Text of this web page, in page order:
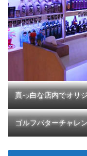
真っ白な店内でオリ
ゴルフパターチャレ